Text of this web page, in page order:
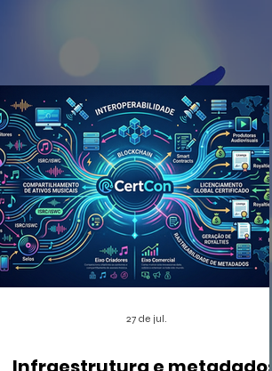
27 de jul.